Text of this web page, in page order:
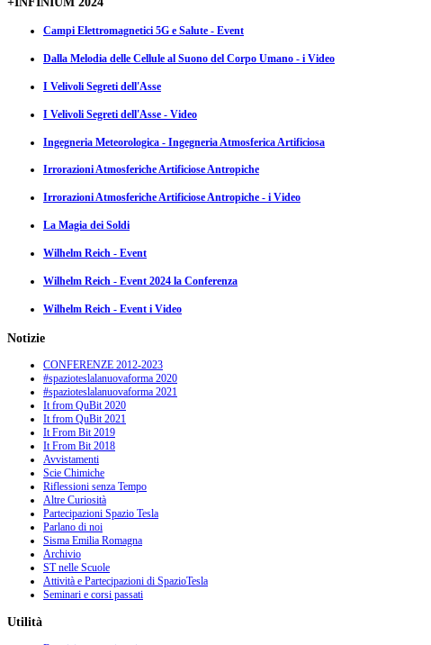
Campi Elettromagnetici 5G e Salute - Event
Dalla Melodia delle Cellule al Suono del Corpo Umano - i Video
I Velivoli Segreti dell'Asse
I Velivoli Segreti dell'Asse - Video
Ingegneria Meteorologica - Ingegneria Atmosferica Artificiosa
Irrorazioni Atmosferiche Artificiose Antropiche
Irrorazioni Atmosferiche Artificiose Antropiche - i Video
La Magia dei Soldi
Wilhelm Reich - Event
Wilhelm Reich - Event 2024 la Conferenza
Wilhelm Reich - Event i Video
Notizie
CONFERENZE 2012-2023
#spazioteslalanuovaforma 2020
#spazioteslalanuovaforma 2021
It from QuBit 2020
It from QuBit 2021
It From Bit 2019
It From Bit 2018
Avvistamenti
Scie Chimiche
Riflessioni senza Tempo
Altre Curiosità
Partecipazioni Spazio Tesla
Parlano di noi
Sisma Emilia Romagna
Archivio
ST nelle Scuole
Attività e Partecipazioni di SpazioTesla
Seminari e corsi passati
Utilità